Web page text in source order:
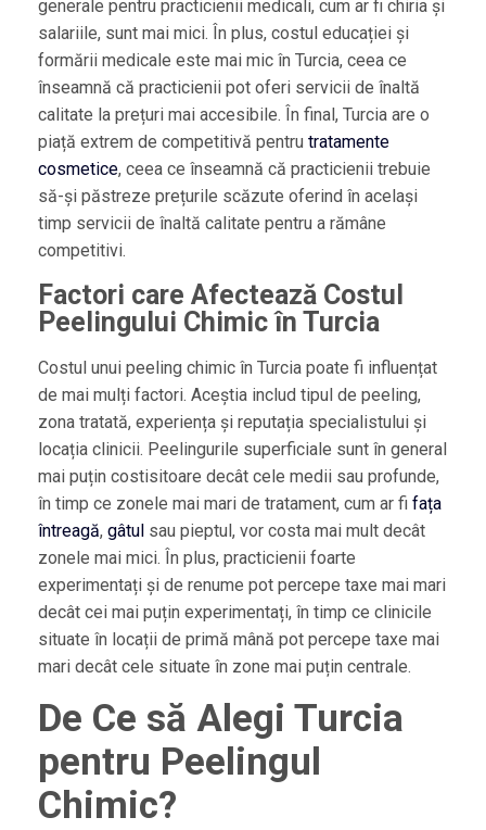
generale pentru practicienii medicali, cum ar fi chiria și
salariile, sunt mai mici. În plus, costul educației și
formării medicale este mai mic în Turcia, ceea ce
înseamnă că practicienii pot oferi servicii de înaltă
calitate la prețuri mai accesibile. În final, Turcia are o
piață extrem de competitivă pentru tratamente
cosmetice, ceea ce înseamnă că practicienii trebuie
să-și păstreze prețurile scăzute oferind în același
timp servicii de înaltă calitate pentru a rămâne
competitivi.
Factori care Afectează Costul
Peelingului Chimic în Turcia
Costul unui peeling chimic în Turcia poate fi influențat
de mai mulți factori. Aceștia includ tipul de peeling,
zona tratată, experiența și reputația specialistului și
locația clinicii. Peelingurile superficiale sunt în general
mai puțin costisitoare decât cele medii sau profunde,
în timp ce zonele mai mari de tratament, cum ar fi fața
întreagă, gâtul sau pieptul, vor costa mai mult decât
zonele mai mici. În plus, practicienii foarte
experimentați și de renume pot percepe taxe mai mari
decât cei mai puțin experimentați, în timp ce clinicile
situate în locații de primă mână pot percepe taxe mai
mari decât cele situate în zone mai puțin centrale.
De Ce să Alegi Turcia
pentru Peelingul
Chimic?